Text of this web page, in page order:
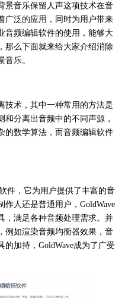
景音乐保留人声这项技术在音
广泛的应用，同时为用户带来
音频编辑软件的使用，能够大
那么下面就来给大家介绍消除
乐。
技术，其中一种常用的方法是
分离出音频中的不同声源，
的数学算法，而音频编辑软件
件，它为用户提供了丰富的音
人还是普通用户，GoldWave
，满足各种音频处理需求。并
例如渲染音频均衡器效果，音
加持，GoldWave成为了广受